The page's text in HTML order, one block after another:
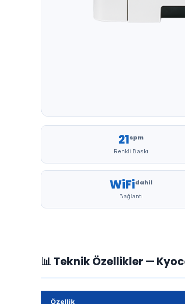
21spm
Renkli Baskı
WiFidahil
Bağlantı
📊 Teknik Özellikler —
Özellik